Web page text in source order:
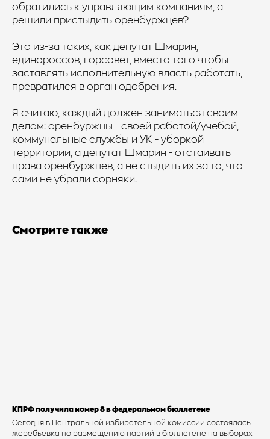
обратились к управляющим компаниям, а
решили пристыдить оренбуржцев?
Это из-за таких, как депутат Шмарин,
единороссов, горсовет, вместо того чтобы
заставлять исполнительную власть работать,
превратился в орган одобрения.
Я считаю, каждый должен заниматься своим
делом: оренбуржцы - своей работой/учебой,
коммунальные службы и УК - уборкой
территории, а депутат Шмарин - отстаивать
права оренбуржцев, а не стыдить их за то, что
сами не убрали сорняки.
Смотрите также
КПРФ получила номер 8 в федеральном бюллетене
Сегодня в Центральной избирательной комиссии состоялась
жеребьёвка по размещению партий в бюллетене на выборах